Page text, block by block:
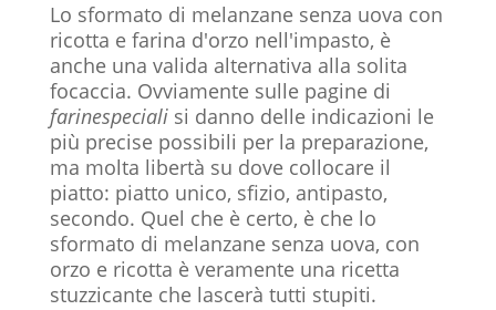
Lo sformato di melanzane senza uova con
ricotta e farina d'orzo nell'impasto, è
anche una valida alternativa alla solita
focaccia. Ovviamente sulle pagine di
farinespeciali si danno delle indicazioni le
più precise possibili per la preparazione,
ma molta libertà su dove collocare il
piatto: piatto unico, sfizio, antipasto,
secondo. Quel che è certo, è che lo
sformato di melanzane senza uova, con
orzo e ricotta è veramente una ricetta
stuzzicante che lascerà tutti stupiti.